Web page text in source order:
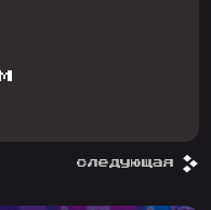
следующая